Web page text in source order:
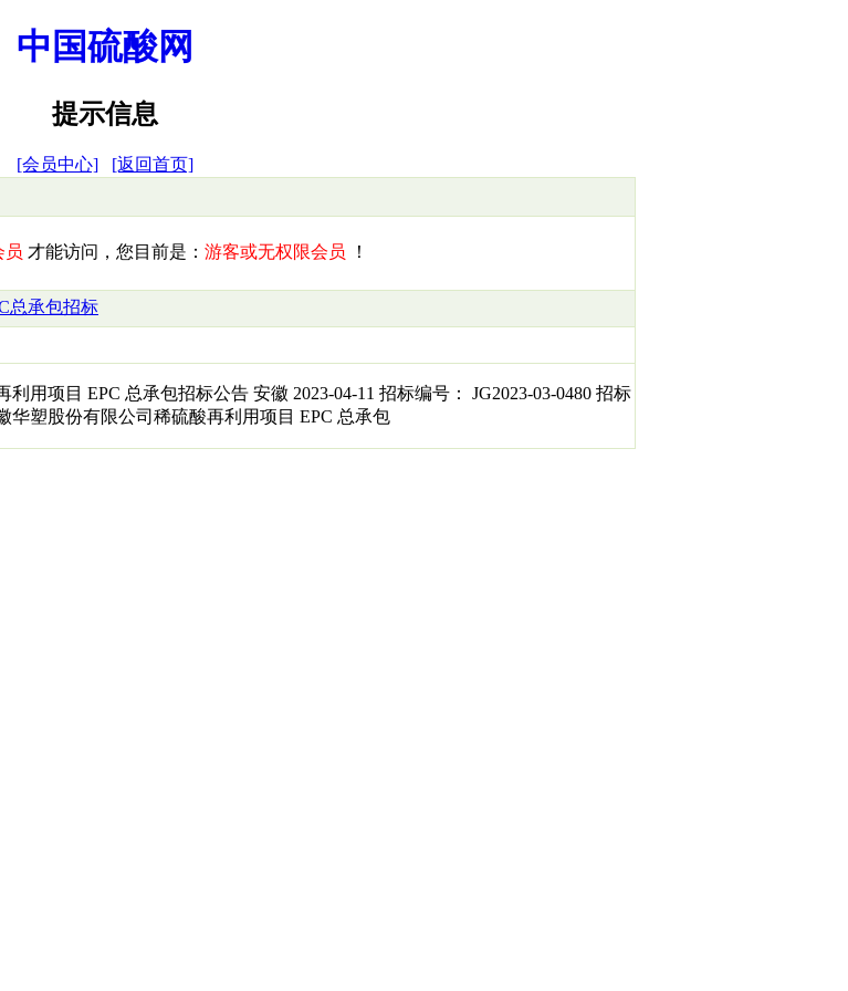
中国硫酸网
提示信息
[会员中心]
[返回首页]
员 才能访问，您目前是： 游客或无权限会员 ！
总承包招标
用项目 EPC 总承包招标公告 安徽 2023-04-11 招标编号： JG2023-03-0480 招标
华塑股份有限公司稀硫酸再利用项目 EPC 总承包